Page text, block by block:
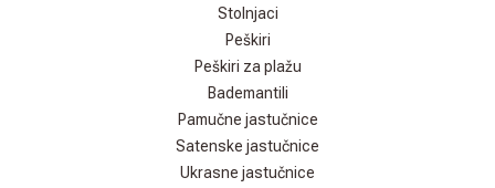
Stolnjaci
Peškiri
Peškiri za plažu
Bademantili
Pamučne jastučnice
Satenske jastučnice
Ukrasne jastučnice